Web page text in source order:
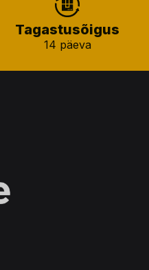
Tagastusõigus
14 päeva